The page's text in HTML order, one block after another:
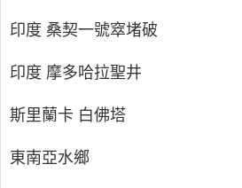
印度 桑契一號窣堵破
印度 摩多哈拉聖井
斯里蘭卡 白佛塔
東南亞水鄉